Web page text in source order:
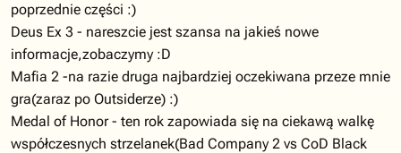
poprzednie części :)
Deus Ex 3 - nareszcie jest szansa na jakieś nowe
informacje,zobaczymy :D
Mafia 2 -na razie druga najbardziej oczekiwana przeze mnie
gra(zaraz po Outsiderze) :)
Medal of Honor - ten rok zapowiada się na ciekawą walkę
współczesnych strzelanek(Bad Company 2 vs CoD Black